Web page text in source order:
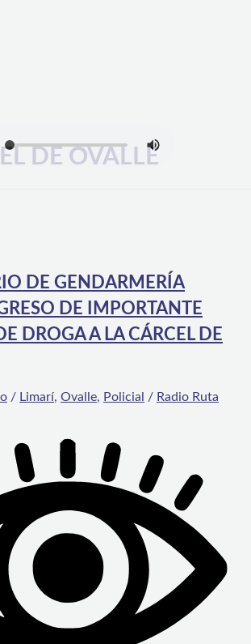
DE OVALLE
DE GENDARMERÍA
DE IMPORTANTE
DROGA A LA CÁRCEL DE
/ Limarí, Ovalle, Policial / Radio Ruta